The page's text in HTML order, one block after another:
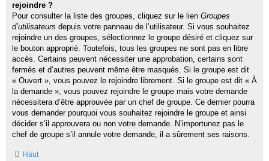
rejoindre ?
Pour consulter la liste des groupes, cliquez sur le lien Groupes
d’utilisateurs depuis votre panneau de l’utilisateur. Si vous souhaitez
rejoindre un des groupes, sélectionnez le groupe désiré et cliquez sur
le bouton approprié. Toutefois, tous les groupes ne sont pas en libre
accès. Certains peuvent nécessiter une approbation, certains sont
fermés et d’autres peuvent même être masqués. Si le groupe est dit
« Ouvert », vous pouvez le rejoindre librement. Si le groupe est dit « À
la demande », vous pouvez rejoindre le groupe mais votre demande
nécessitera d’être approuvée par un chef de groupe. Ce dernier pourra
vous demander pourquoi vous souhaitez rejoindre le groupe et ainsi
décider s’il approuvera ou non votre demande. N’importunez pas le
chef de groupe s’il annule votre demande, il a sûrement ses raisons.
Haut